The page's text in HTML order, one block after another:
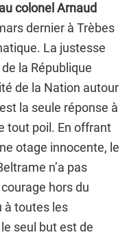
colonel Arnaud
dernier à Trèbes
La justesse
la République
de la Nation autour
la seule réponse à
tout poil. En offrant
otage innocente, le
n’a pas
hors du
à toutes les
seul but est de